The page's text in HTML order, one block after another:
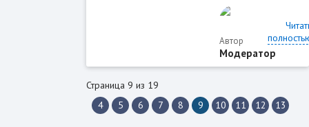
Автор
Модератор
Страница 9 из 19
4
5 6 7 8 9 10 11 12 13